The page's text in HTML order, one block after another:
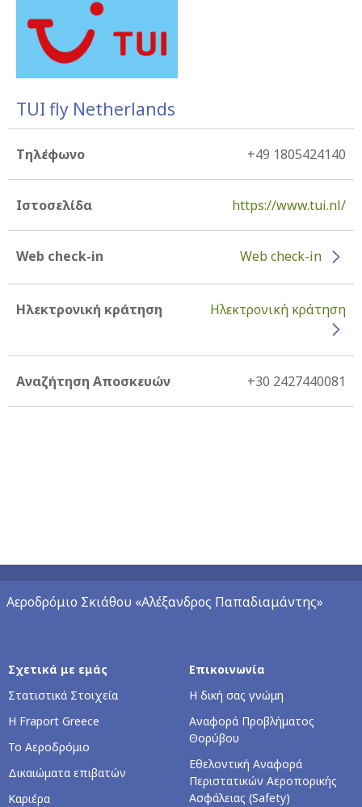
TUI fly Netherlands
Τηλέφωνο +49 1805424140
Ιστοσελίδα https://www.tui.nl/
Web check-in Web check-in
Ηλεκτρονική κράτηση Ηλεκτρονική κράτηση
Αναζήτηση Αποσκευών +30 2427440081
Αεροδρόμιο Σκιάθου «Αλέξανδρος Παπαδιαμάντης»
Σχετικά με εμάς
Στατιστικά Στοιχεία
Η Fraport Greece
Το Αεροδρόμιο
Δικαιώματα επιβατών
Καριέρα
Επικοινωνία
Η δική σας γνώμη
Αναφορά Προβλήματος
Θορύβου
Εθελοντική Αναφορά
Περιστατικών Αεροπορικής
Ασφάλειας (Safety)